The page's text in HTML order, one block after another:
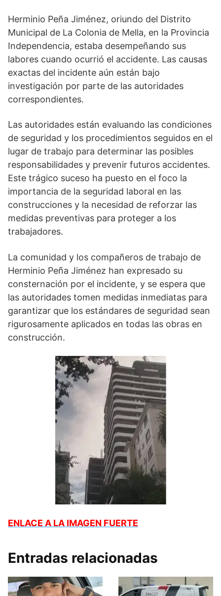
Herminio Peña Jiménez, oriundo del Distrito
Municipal de La Colonia de Mella, en la Provincia
Independencia, estaba desempeñando sus
labores cuando ocurrió el accidente. Las causas
exactas del incidente aún están bajo
investigación por parte de las autoridades
correspondientes.
Las autoridades están evaluando las condiciones
de seguridad y los procedimientos seguidos en el
lugar de trabajo para determinar las posibles
responsabilidades y prevenir futuros accidentes.
Este trágico suceso ha puesto en el foco la
importancia de la seguridad laboral en las
construcciones y la necesidad de reforzar las
medidas preventivas para proteger a los
trabajadores.
La comunidad y los compañeros de trabajo de
Herminio Peña Jiménez han expresado su
consternación por el incidente, y se espera que
las autoridades tomen medidas inmediatas para
garantizar que los estándares de seguridad sean
rigurosamente aplicados en todas las obras en
construcción.
ENLACE A LA IMAGEN FUERTE
Entradas relacionadas